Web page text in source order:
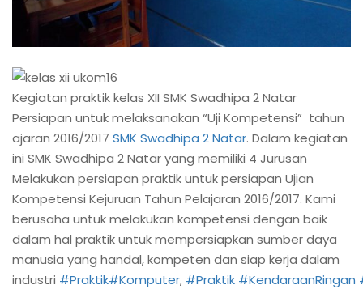
Kegiatan praktik kelas XII SMK Swadhipa 2 Natar
Persiapan untuk melaksanakan “Uji Kompetensi” tahun
ajaran 2016/2017 SMK Swadhipa 2 Natar. Dalam kegiatan
ini SMK Swadhipa 2 Natar yang memiliki 4 Jurusan
Melakukan persiapan praktik untuk persiapan Ujian
Kompetensi Kejuruan Tahun Pelajaran 2016/2017. Kami
berusaha untuk melakukan kompetensi dengan baik
dalam hal praktik untuk mempersiapkan sumber daya
manusia yang handal, kompeten dan siap kerja dalam
industri #Praktik#Komputer, #Praktik #KendaraanRingan